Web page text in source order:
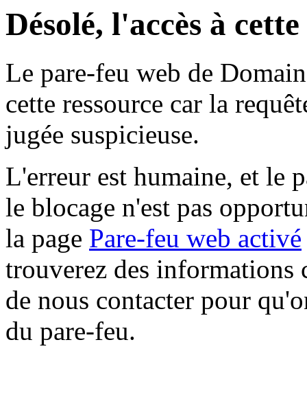
Désolé, l'accès à
Le pare-feu web de
cette ressource car la
jugée suspicieuse.
L'erreur est humaine, et le
le blocage n'est pas
la page Pare-feu web activé
trouverez des informations
de nous contacter pour
du pare-feu.